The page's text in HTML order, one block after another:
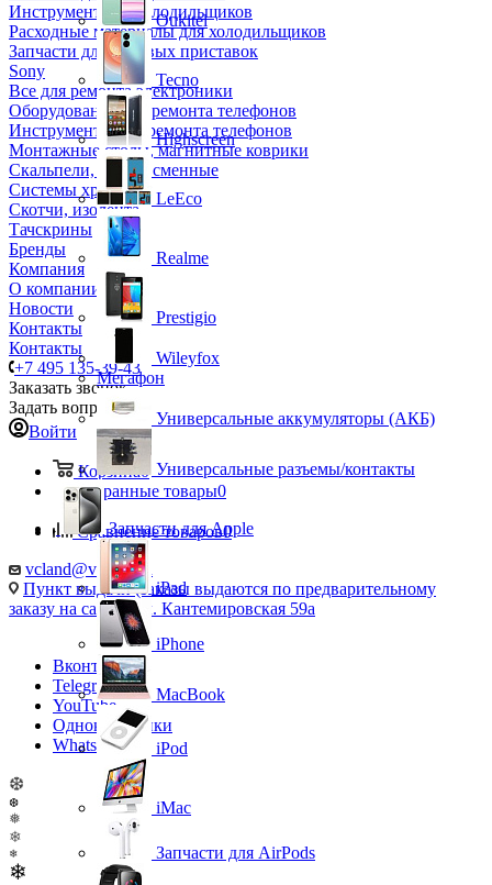
Инструмент для холодильщиков
Расходные материалы для холодильщиков
Запчасти для игровых приставок
Sony
Все для ремонта электроники
Оборудование для ремонта телефонов
Инструменты для ремонта телефонов
Монтажные столы, магнитные коврики
Скальпели, лезвия сменные
Системы хранения
Скотчи, изолента
Тачскрины
Бренды
Компания
О компании
Новости
Контакты
Контакты
+7 495 135-39-43
Заказать звонок
Задать вопрос
Войти
Корзина0
Избранные товары0
Сравнение товаров0
vcland@vcland.ru
Пункт выдачи (заказы выдаются по предварительному
заказу на сайте), ул. Кантемировская 59а
Вконтакте
Telegram
YouTube
Одноклассники
WhatsApp
❆
❆
❅
❄
❄
❄
Oukitel
Tecno
Highscreen
LeEco
Realme
Prestigio
Wileyfox
Мегафон
Универсальные аккумуляторы (АКБ)
Универсальные разъемы/контакты
Запчасти для Apple
iPad
iPhone
MacBook
iPod
iMac
Запчасти для AirPods